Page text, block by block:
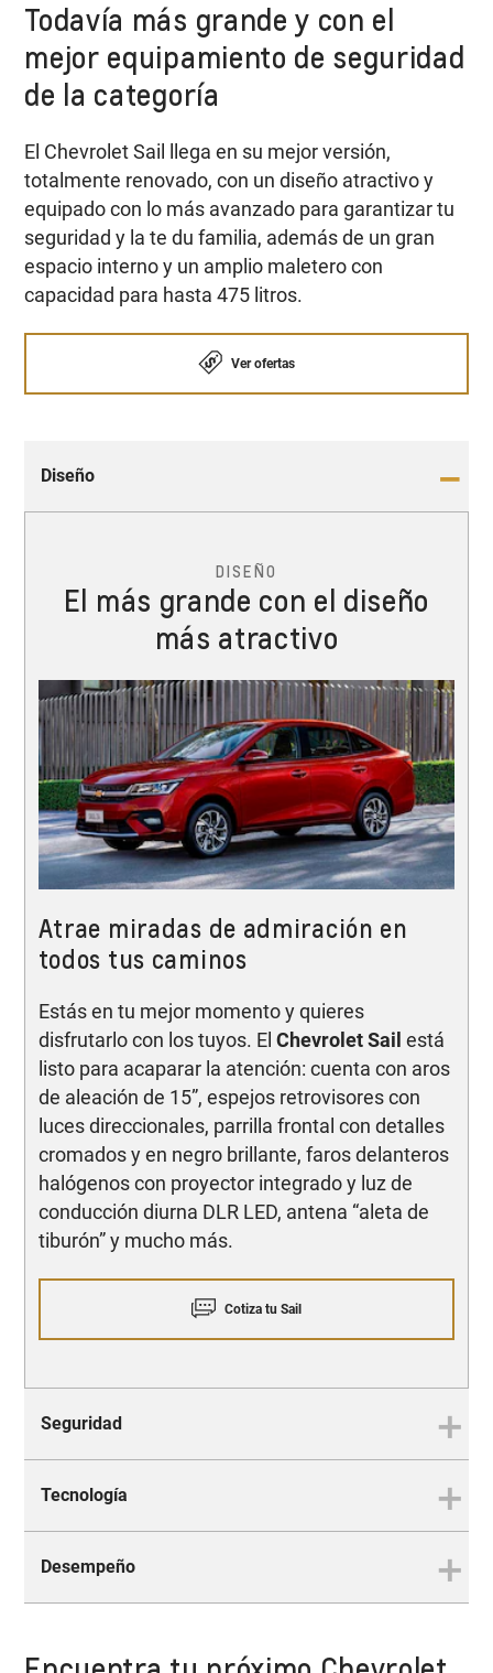
Todavía más grande y con el
mejor equipamiento de seguridad
de la categoría
El Chevrolet Sail llega en su mejor versión,
totalmente renovado, con un diseño atractivo y
equipado con lo más avanzado para garantizar tu
seguridad y la te du familia, además de un gran
espacio interno y un amplio maletero con
capacidad para hasta 475 litros.
Ver ofertas
Diseño
DISEÑO
El más grande con el diseño
más atractivo
Atrae miradas de admiración en
todos tus caminos
Estás en tu mejor momento y quieres
disfrutarlo con los tuyos. El Chevrolet Sail está
listo para acaparar la atención: cuenta con aros
de aleación de 15”, espejos retrovisores con
luces direccionales, parrilla frontal con detalles
cromados y en negro brillante, faros delanteros
halógenos con proyector integrado y luz de
conducción diurna DLR LED, antena “aleta de
tiburón” y mucho más.
Cotiza tu Sail
Seguridad
seguridad de la categoría
Tecnología
mejor conectividad
Desempeño
DESEMPEÑO